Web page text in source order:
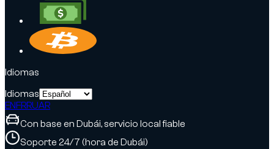
Idiomas
Idiomas
EN FRRUAR
Con base en Dubái, servicio local fiable
Soporte 24/7 (hora de Dubái)